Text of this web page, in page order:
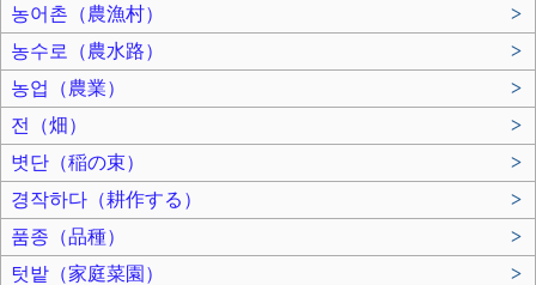
농어촌（農漁村）
>
농수로（農水路）
>
농업（農業）
>
전（畑）
>
볏단（稲の束）
>
경작하다（耕作する）
>
품종（品種）
>
텃밭（家庭菜園）
>